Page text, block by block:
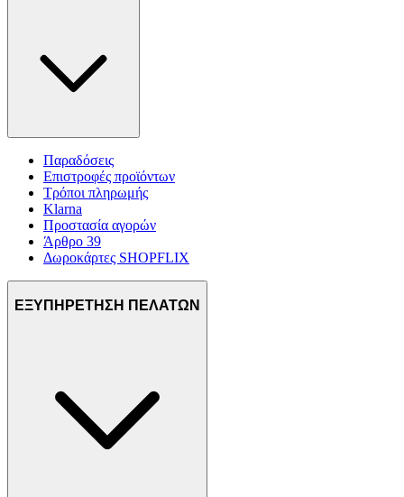
Παραδόσεις
Επιστροφές προϊόντων
Τρόποι πληρωμής
Klarna
Προστασία αγορών
Άρθρο 39
Δωροκάρτες SHOPFLIX
ΕΞΥΠΗΡΕΤΗΣΗ ΠΕΛΑΤΩΝ